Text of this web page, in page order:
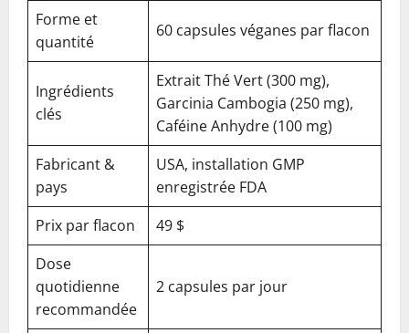
Forme et
quantité
60 capsules véganes par flacon
Ingrédients
clés
Extrait Thé Vert (300 mg),
Garcinia Cambogia (250 mg),
Caféine Anhydre (100 mg)
Fabricant &
pays
USA, installation GMP
enregistrée FDA
Prix par flacon
49 $
Dose
quotidienne
recommandée
2 capsules par jour